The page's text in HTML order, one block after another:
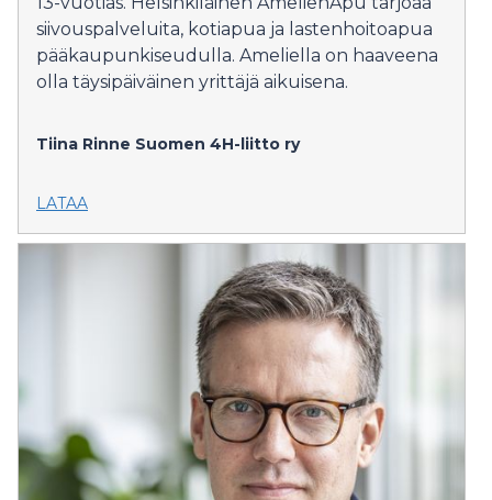
siivouspalveluita, kotiapua ja lastenhoitoapua
pääkaupunkiseudulla. Ameliella on haaveena
olla täysipäiväinen yrittäjä aikuisena.
Tiina Rinne Suomen 4H-liitto ry
LATAA